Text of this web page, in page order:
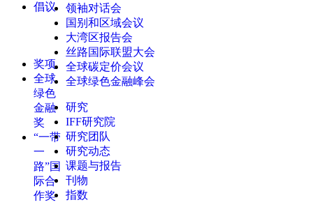
倡议
奖项
全球
绿色
金融
奖
“一带
一
路”国
际合
作奖
领袖对话会
国别和区域会议
大湾区报告会
丝路国际联盟大会
全球碳定价会议
全球绿色金融峰会
研究
IFF研究院
研究团队
研究动态
课题与报告
刊物
指数